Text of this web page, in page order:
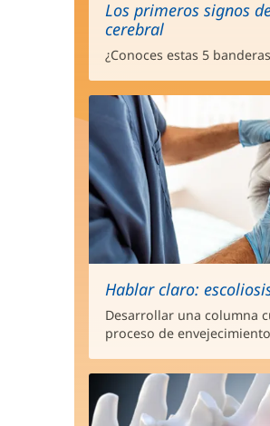
Los primeros signos
cerebral
¿Conoces estas 5
Hablar claro:
Desarrollar una columna
proceso de